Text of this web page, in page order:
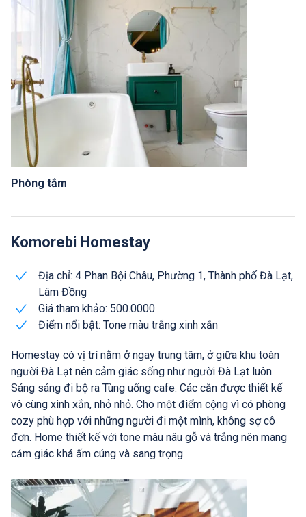
Phòng tắm
Komorebi Homestay
Địa chỉ: 4 Phan Bội Châu, Phường 1, Thành phố Đà Lạt,
Lâm Đồng
Giá tham khảo: 500.0000
Điểm nổi bật: Tone màu trắng xinh xắn
Homestay có vị trí nằm ở ngay trung tâm, ở giữa khu toàn
người Đà Lạt nên cảm giác sống như người Đà Lạt luôn.
Sáng sáng đi bộ ra Tùng uống cafe. Các căn được thiết kế
vô cùng xinh xắn, nhỏ nhỏ. Cho một điểm cộng vì có phòng
cozy phù hợp với những người đi một mình, không sợ cô
đơn. Home thiết kế với tone màu nâu gỗ và trắng nên mang
cảm giác khá ấm cúng và sang trọng.